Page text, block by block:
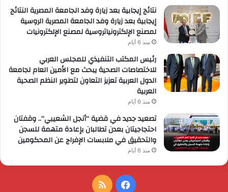
نتائج إيجابية بعد زيارة وفد الجامعة المصرية النتائج
إيجابية بعد زيارة وفد الجامعة المصرية الروسية
لمصنع الإلكترونياتروسية لمصنع الإلكترونيات
منذ 6 أيام
رئيس المكتب التنفيذي للمجلس العربي
للاختصاصات الصحية يبحث مع الأمين العام لجامعة
الدول العربية تعزيز التعاون لتطوير النظم الصحية
العربية
منذ 6 أيام
تصعيد جديد في قضية “أنجل الشعيبي”.. وقفتان
احتجاجيتان بعدن تطالبان بإعادة متهمة للسجن
والتحقيق في ملابسات الإفراج عن المحكومين
منذ 6 أيام
فيسبوكملخص